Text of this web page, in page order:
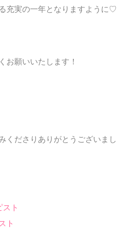
充実の一年となりますように♡
お願いいたします！
くださりありがとうございまし
スト
ト